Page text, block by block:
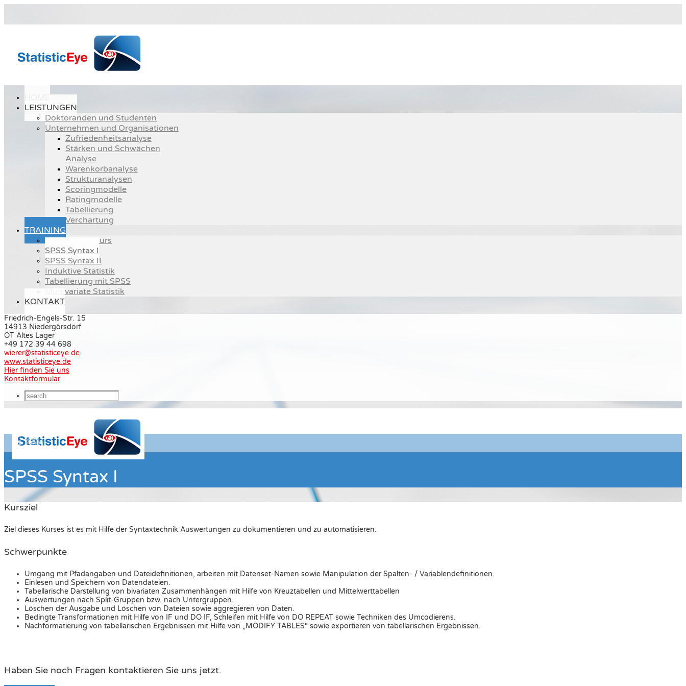
LEISTUNGEN
Doktoranden und Studenten
Unternehmen und Organisationen
Zufriedenheitsanalyse
Stärken und Schwächen
Analyse
Warenkorbanalyse
Strukturanalysen
Scoringmodelle
Ratingmodelle
Tabellierung
Verchartung
TRAINING
SPSS Crash-Kurs
SPSS Syntax I
SPSS Syntax II
Induktive Statistik
Tabellierung mit SPSS
Multivariate Statistik
KONTAKT
Friedrich-Engels-Str. 15
14913 Niedergörsdorf
OT Altes Lager
+49 172 39 44 698
wierer@statisticeye.de
www.statisticeye.de
Hier finden Sie uns
Kontaktformular
Home
Training
SPSS Syntax I
Kursziel
Ziel dieses Kurses ist es mit Hilfe der Syntaxtechnik Auswertungen zu dokumentieren und zu automatisieren.
Schwerpunkte
Umgang mit Pfadangaben und Dateidefinitionen, arbeiten mit Datenset-Namen sowie Manipulation der Spalten- / Variablendefinitionen.
Einlesen und Speichern von Datendateien.
Tabellarische Darstellung von bivariaten Zusammenhängen mit Hilfe von Kreuztabellen und Mittelwerttabellen
Auswertungen nach Split-Gruppen bzw. nach Untergruppen.
Löschen der Ausgabe und Löschen von Dateien sowie aggregieren von Daten.
Bedingte Transformationen mit Hilfe von IF und DO IF, Schleifen mit Hilfe von DO REPEAT sowie Techniken des Umcodierens.
Nachformatierung von tabellarischen Ergebnissen mit Hilfe von „MODIFY TABLES“ sowie exportieren von tabellarischen Ergebnissen.
Haben Sie noch Fragen kontaktieren Sie uns jetzt.